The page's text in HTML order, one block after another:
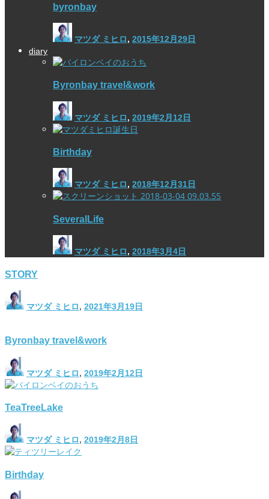
byronbay
マツダ ミヒロ, 2015年12月29日
diary
Byronbay travel&work
マツダ ミヒロ, 2019年2月12日
Birthday
マツダ ミヒロ, 2018年12月31日
SeveralLife
マツダ ミヒロ, 2018年3月4日
STORY
マツダ ミヒロ, 2021年3月19日
Byronbay travel&work
マツダ ミヒロ, 2019年2月12日
TeaTreeLake
マツダ ミヒロ, 2019年2月8日
Birthday